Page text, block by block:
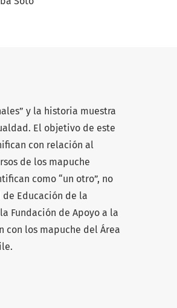
y la historia muestra
El objetivo de este
con relación al
de los mapuche
como “un otro”, no
Educación de la
Fundación de Apoyo a la
con los mapuche del Área